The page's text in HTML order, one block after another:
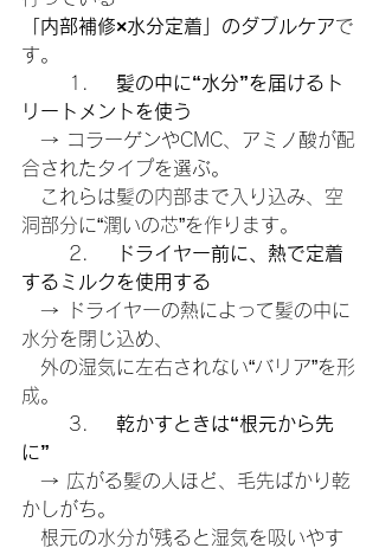
「内部補修×水分定着」のダブルケアで
す。
髪の中に“水分”を届けるト
リートメントを使う
→ コラーゲンやCMC、アミノ酸が配
合されたタイプを選ぶ。
これらは髪の内部まで入り込み、空
洞部分に“潤いの芯”を作ります。
ドライヤー前に、熱で定着
するミルクを使用する
→ ドライヤーの熱によって髪の中に
水分を閉じ込め、
外の湿気に左右されない“バリア”を形
成。
乾かすときは“根元から先
に”
→ 広がる髪の人ほど、毛先ばかり乾
かしがち。
根元の水分が残ると湿気を吸いやす